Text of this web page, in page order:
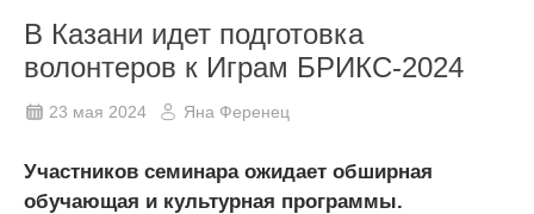
В Казани идет подготовка
волонтеров к Играм БРИКС-2024
23 мая 2024 Яна Ференец
Участников семинара ожидает обширная
обучающая и культурная программы.